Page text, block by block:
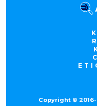
Copyright ©